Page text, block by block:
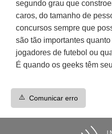
segundo grau que
caros, do tamanho de
concursos sempre que
são tão importantes
jogadores de futebol ou
É quando os geeks têm
⚠️ Comunicar erro